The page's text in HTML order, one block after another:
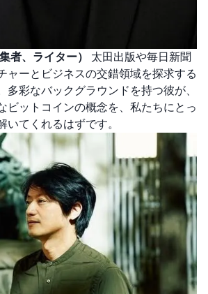
者、ライター）
太田出版や毎日新聞
ャーとビジネスの交錯領域を探求する
多彩なバックグラウンドを持つ彼が、
ビットコインの概念を、私たちにとっ
いてくれるはずです。